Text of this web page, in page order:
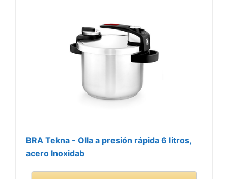
BRA Tekna - Olla a presión rápida 6 litros,
acero Inoxidab